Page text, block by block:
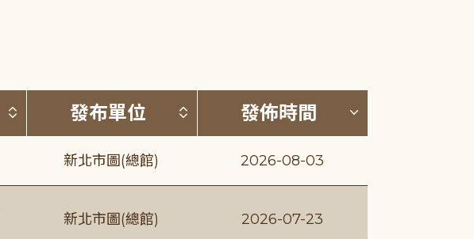
按標題排序 (升降冪)
發布單位 按發布單位排序 (升降冪)
發佈時間 按發佈時間
新北市圖(總館) 2026-08-03
新北市圖(總館) 2026-07-23